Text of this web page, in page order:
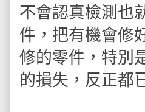
不會認真檢測也
件，把有機會修
修的零件，特別
的損失，反正都